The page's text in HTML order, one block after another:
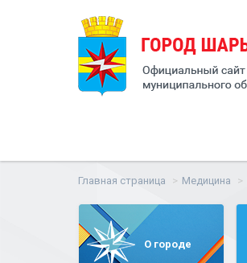
Главная страница Медицина
О городе